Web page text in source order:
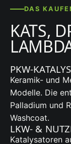
DAS
KATS,
PKW-
Keramik- und
Modelle. Die
Palladium und
Washcoat.
LKW- &
Katalysatoren